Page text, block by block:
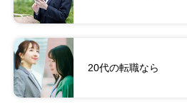
20代の転職なら